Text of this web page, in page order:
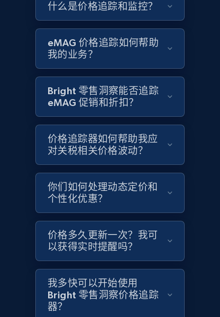
Google Shopping - collects products from
web using keywords
URL, Product id, Title, Product description,
Rating, Reviews count, Images, Variations, and
more.
199+ 立即开始
Amazon products global dataset
Title, Seller name, Brand, Description, Initial
price, Currency, Availability, Reviews count, and
Amazon products global dataset - Collects
products by specific category URL
Title, Seller name, Brand, Description, Initial
price, Currency, Availability, Reviews count, and
什么是价格追踪和监控？
eMAG 价格追踪如何帮助
我的业务？
Bright 零售洞察能否追踪
eMAG 促销和折扣？
价格追踪器如何帮助我应
对关税相关价格波动？
你们如何处理动态定价和
个性化优惠？
价格多久更新一次？我可
以获得实时提醒吗？
我多快可以开始使用
Bright 零售洞察价格追踪
器？